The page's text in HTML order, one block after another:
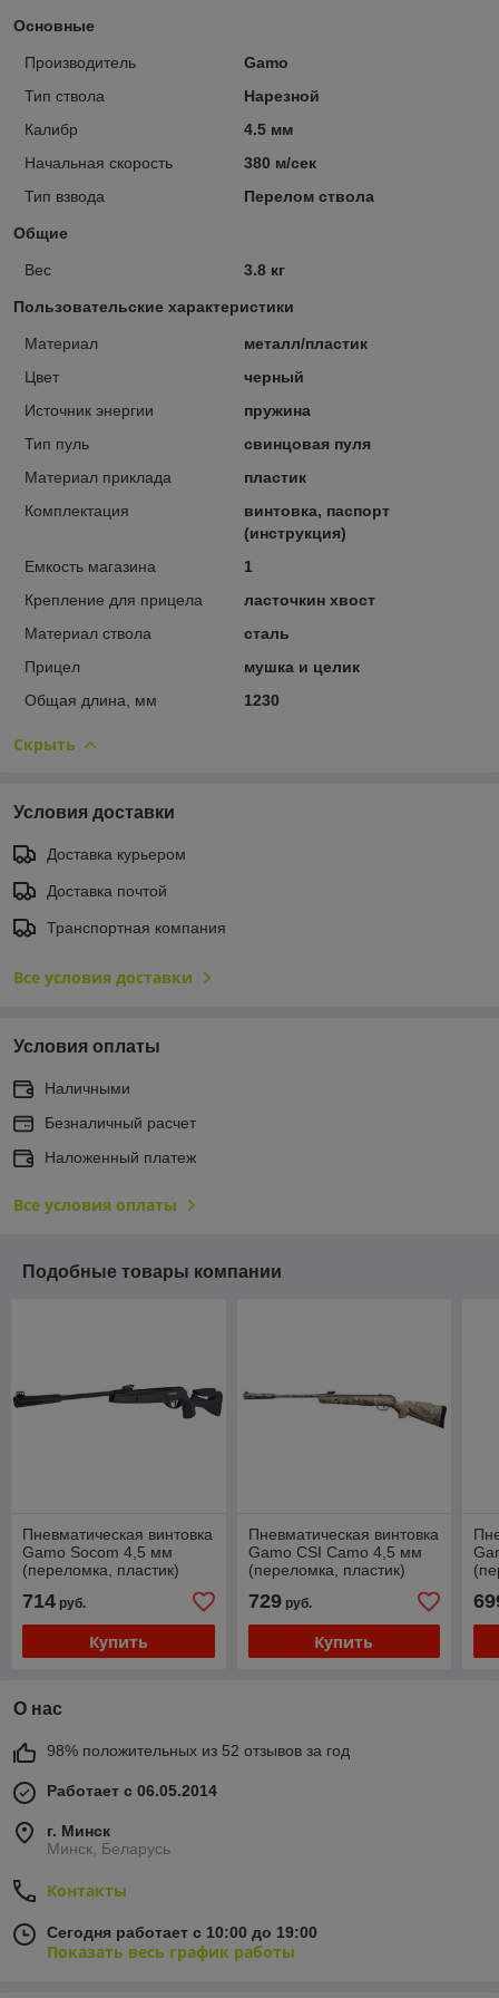
Основные
Производитель
Gamo
Тип ствола
Нарезной
Калибр
4.5 мм
Начальная скорость
380 м/сек
Тип взвода
Перелом ствола
Общие
Вес 3.8 кг
Пользовательские характеристики
Материал
металл/пластик
Цвет
черный
Источник энергии
пружина
Тип пуль
свинцовая пуля
Материал приклада
пластик
Комплектация
винтовка, паспорт
(инструкция)
Емкость магазина
1
Крепление для прицела
ласточкин хвост
Материал ствола
сталь
Прицел
мушка и целик
Общая длина, мм
1230
Скрыть
Условия доставки
Доставка курьером
Доставка почтой
Транспортная компания
Все условия доставки
Условия оплаты
Наличными
Безналичный расчет
Наложенный платеж
Все условия оплаты
Подобные товары компании
Пневматическая винтовка
Gamo Socom 4,5 мм
(переломка, пластик)
714 руб.
Купить
Пневматическая винтовка
Gamo CSI Camo 4,5 мм
(переломка, пластик)
729руб.
Купить
О нас
98% положительных из 52 отзывов за год
Работает с 06.05.2014
г. Минск
Минск, Беларусь
Контакты
Сегодня работает с 10:00 до 19:00
Показать весь график работы